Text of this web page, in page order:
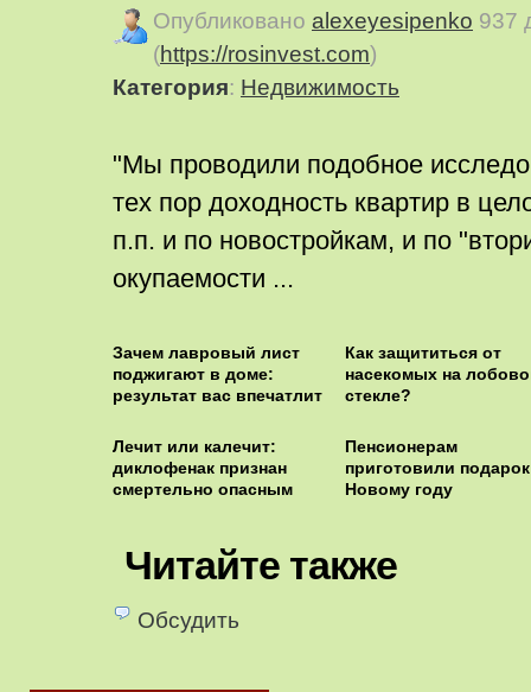
Опубликовано alexeyesipenko 937
(https://rosinvest.com)
Категория: Недвижимость
"Мы проводили подобное
тех пор доходность квартир в
п.п. и по новостройкам, и по
окупаемости ...
Зачем лавровый лист
поджигают в доме:
результат вас впечатлит
Как защититься от
насекомых на
стекле?
Лечит или калечит:
диклофенак признан
смертельно опасным
Пенсионерам
приготовили подарок
Новому году
Читайте также
Обсудить